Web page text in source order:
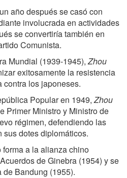
año después se casó con
involucrada en actividades
se convertiría también en
Comunista.
Mundial (1939-1945),Zhou
exitosamente la resistencia
contra los japoneses.
Popular en 1949,Zhou
Primer Ministro y Ministro de
régimen, defendiendo las
dotes diplomáticos.
forma a la alianza chino
de Ginebra (1954) y se
Bandung (1955).